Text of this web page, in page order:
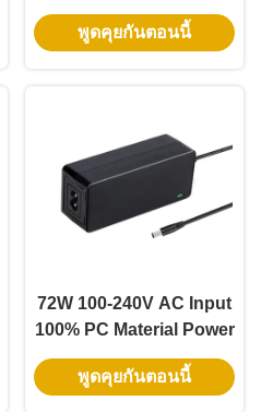
รับประกัน 3 ปีสําหรับ LED
Strip Light
พูดคุยกันตอนนี้
72W 100-240V AC Input
100% PC Material Power
Supply Adapter สําหรับ
ไฟสตรีป LED RGBW
พูดคุยกันตอนนี้